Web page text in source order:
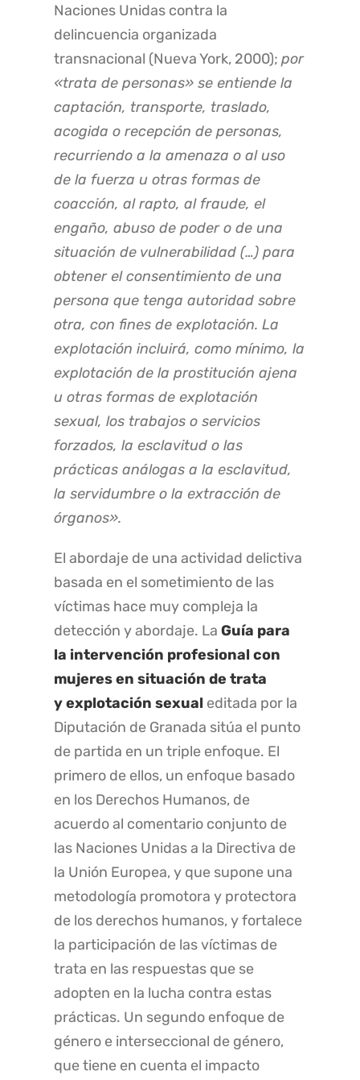
Naciones Unidas contra la
delincuencia organizada
transnacional (Nueva York, 2000);por
«trata de personas» se entiende la
captación, transporte, traslado,
acogida o recepción de personas,
recurriendo a la amenaza o al uso
de la fuerza u otras formas de
coacción, al rapto, al fraude, el
engaño, abuso de poder o de una
situación de vulnerabilidad (…) para
obtener el consentimiento de una
persona que tenga autoridad sobre
otra, con fines de explotación.La
explotación incluirá, como mínimo, la
explotación de la prostitución ajena
u otras formas de explotación
sexual, los trabajos o servicios
forzados, la esclavitud o las
prácticas análogas a la esclavitud,
la servidumbre o la extracción de
órganos».
El abordaje de una actividad delictiva
basada en el sometimiento de las
víctimas hace muy compleja la
detección y abordaje. LaGuía para
la intervención profesional con
mujeres en situación de trata
y explotación sexual editada por la
Diputación de Granada sitúa el punto
de partida en un triple enfoque. El
primero de ellos, un enfoque basado
en los Derechos Humanos, de
acuerdo al comentario conjunto de
las Naciones Unidas a la Directiva de
la Unión Europea, y que supone una
metodología promotora y protectora
de los derechos humanos, y fortalece
la participación de las víctimas de
trata en las respuestas que se
adopten en la lucha contra estas
prácticas. Un segundo enfoque de
género e interseccional de género,
que tiene en cuenta el impacto